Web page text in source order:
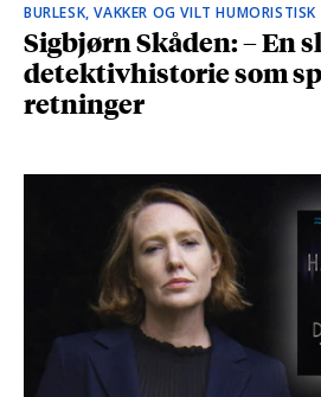
BURLESK, VAKKER OG VILT HUMORISTISK
Sigbjørn Skåden: – En
detektivhistorie som
retninger